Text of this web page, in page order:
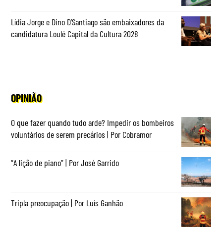
Lídia Jorge e Dino D’Santiago são embaixadores da
candidatura Loulé Capital da Cultura 2028
OPINIÃO
O que fazer quando tudo arde? Impedir os bombeiros
voluntários de serem precários | Por Cobramor
“A lição de piano” | Por José Garrido
Tripla preocupação | Por Luís Ganhão